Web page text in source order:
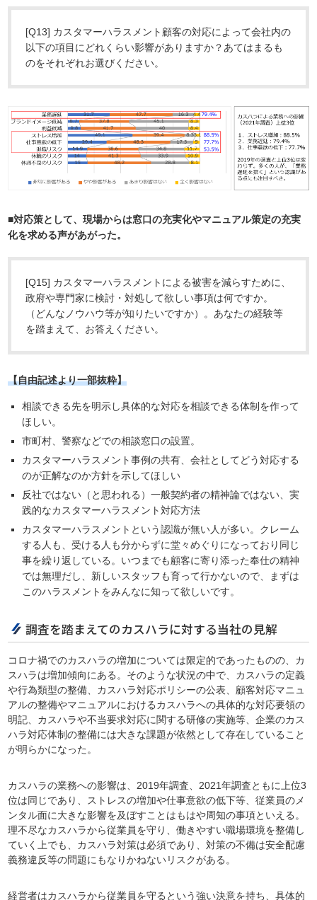
[Q13] カスタマーハラスメント顧客の対応によって会社内の
以下の項目にどれくらい影響がありますか？あてはまるも
のをそれぞれお選びください。
■対応策として、現場からは窓口の充実化やマニュアル策定の充実
化を求める声があがった。
[Q15] カスタマーハラスメントによる被害を減らすために、
政府や専門家に検討・対処して欲しい事項は何ですか。
（どんなノウハウ等が知りたいですか）。あなたの経験等
を踏まえて、お答えください。
【自由記述より一部抜粋】
相談できる先を明示し具体的な対応を相談できる体制を作って
ほしい。
市町村、警察などでの相談窓口の設置。
カスタマーハラスメント事例の共有、会社としてどう対応する
のが正解なのか方針を示してほしい
反社ではない（と思われる）一般契約者の精神論ではない、実
践的なカスタマーハラスメント対応方法
カスタマーハラスメントという認識が無い人が多い。クレーム
する人も、受ける人も分からずに堂々めぐりになっており同じ
事を繰り返している。いつまでも顧客に寄り添った奉仕の精神
では無理だし、新しいスタッフも育って行かないので、まずは
このハラスメントをみんなに知って欲しいです。
調査を踏まえてのカスハラに対する当社の見解
コロナ禍でのカスハラの増加については限定的であったものの、カ
スハラは増加傾向にある。そのような状況の中で、カスハラの定義
や行為類型の整備、カスハラ対応ポリシーの公表、顧客対応マニュ
アルの整備やマニュアルにおけるカスハラへの具体的な対応要領の
明記、カスハラや不当要求対応に関する研修の実施等、企業のカス
ハラ対応体制の整備には大きな課題が依然として存在していること
が明らかになった。
カスハラの業務への影響は、2019年調査、2021年調査ともに上位3
位は同じであり、ストレスの増加や仕事意欲の低下等、従業員のメ
ンタル面に大きな影響を及ぼすことはもはや周知の事項といえる。
理不尽なカスハラから従業員を守り、働きやすい職場環境を整備し
ていく上でも、カスハラ対策は必須であり、対策の不備は安全配慮
義務違反等の問題にもなりかねないリスクがある。
経営者はカスハラから従業員を守るという強い決意を持ち、具体的